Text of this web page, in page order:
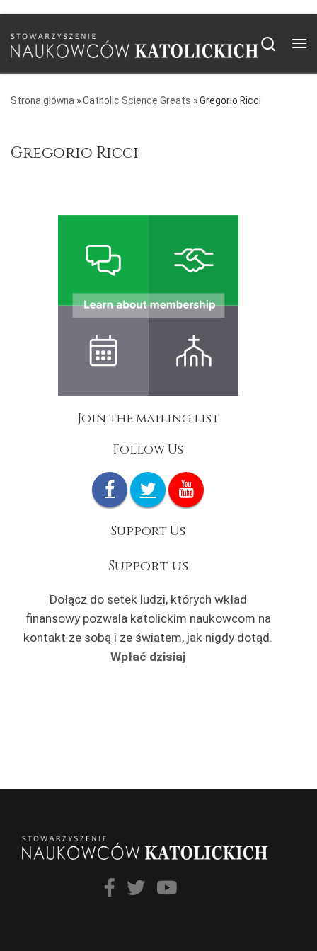
Strona główna »Catholic Science Greats »Gregorio Ricci
Gregorio Ricci
Join the mailing list
Follow Us
Support Us
Support us
Dołącz do setek ludzi, których wkład
finansowy pozwala katolickim naukowcom na
kontakt ze sobą i ze światem, jak nigdy dotąd.
Wpłać dzisiaj